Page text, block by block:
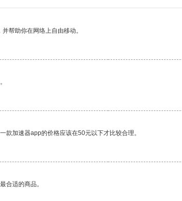
帮助你在网络上自由移动。
款加速器app的价格应该在50元以下才比较合理。
合适的商品。